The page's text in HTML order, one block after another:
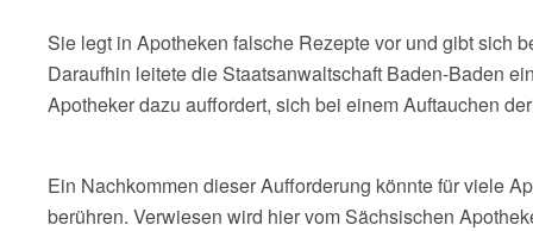
Sie legt in Apotheken falsche Rezepte vor und gibt sich
Daraufhin leitete die Staatsanwaltschaft Baden-Baden
Apotheker dazu auffordert, sich bei einem Auftauchen
Ein Nachkommen dieser Aufforderung könnte für viele
berühren. Verwiesen wird hier vom Sächsischen